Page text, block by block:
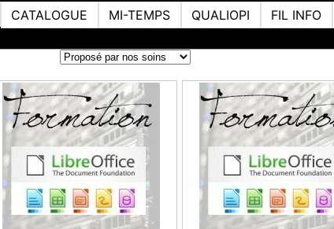
CATALOGUE MI-TEMPS QUALIOPI FIL INFO